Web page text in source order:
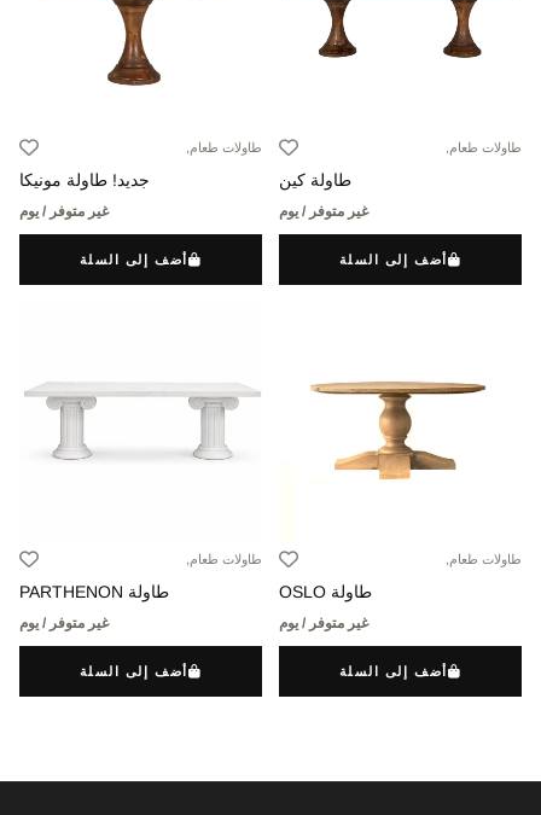
طاولات طعام,
طاولة كين
غير متوفر / يوم
أضف إلى السلة
طاولات طعام,
جديد! طاولة مونيكا
غير متوفر / يوم
أضف إلى السلة
طاولات طعام,
طاولة OSLO
غير متوفر / يوم
أضف إلى السلة
طاولات طعام,
طاولة PARTHENON
غير متوفر / يوم
أضف إلى السلة